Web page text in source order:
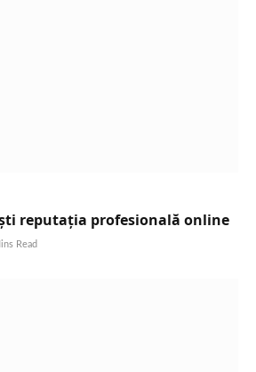
reputația profesională online
Read